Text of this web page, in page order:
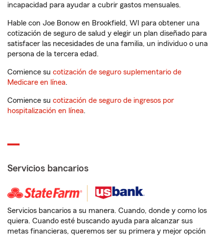
incapacidad para ayudar a cubrir gastos mensuales.
Hable con Joe Bonow en Brookfield, WI para obtener una
cotización de seguro de salud y elegir un plan diseñado para
satisfacer las necesidades de una familia, un individuo o una
persona de la tercera edad.
Comience su cotización de seguro suplementario de
Medicare en línea.
Comience su cotización de seguro de ingresos por
hospitalización en línea.
Servicios bancarios
Servicios bancarios a su manera. Cuando, donde y como los
quiera. Cuando esté buscando ayuda para alcanzar sus
metas financieras, queremos ser su primera y mejor opción